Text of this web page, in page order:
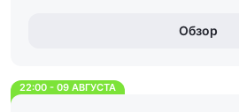
Обзор
22:00 - 09 АВГУСТА